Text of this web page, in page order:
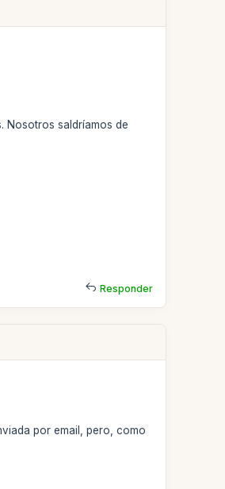
Nosotros saldríamos de
Responder
por email, pero, como